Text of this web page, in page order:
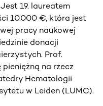
19. laureatem
10.000 €, która jest
pracy naukowej
donacji
Prof.
pieniężną na rzecz
Hematologii
w Leiden (LUMC).